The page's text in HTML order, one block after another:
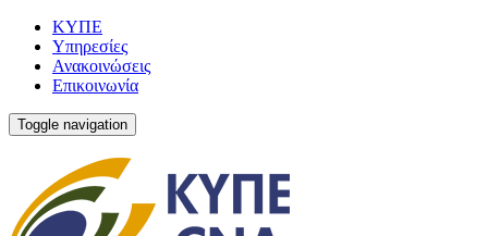
ΚΥΠΕ
Υπηρεσίες
Ανακοινώσεις
Επικοινωνία
Toggle navigation